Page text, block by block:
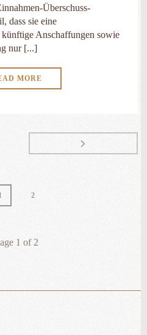
Überschuss-
dass sie eine
Anschaffungen sowie
nur [...]
MORE
2
1 of 2